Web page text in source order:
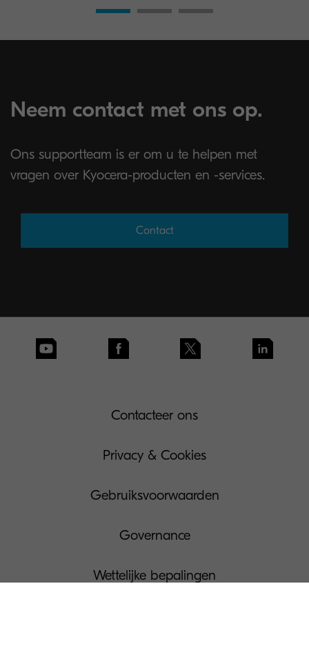
Neem contact met ons op.
Ons supportteam is er om u te helpen met
vragen over Kyocera-producten en -services.
Contact
Contacteer ons
Privacy & Cookies
Gebruiksvoorwaarden
Governance
Wettelijke bepalingen